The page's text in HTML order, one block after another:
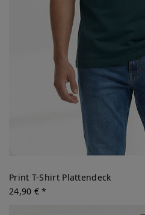
Print T-Shirt Plattendeck
24,90 € *